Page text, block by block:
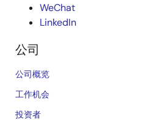
WeChat
LinkedIn
公司
公司概览
工作机会
投资者